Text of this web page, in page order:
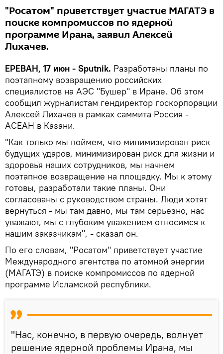
"Росатом" приветствует участие МАГАТЭ в
поиске компромиссов по ядерной
программе Ирана, заявил Алексей
Лихачев.
ЕРЕВАН, 17 июн - Sputnik. Разработаны планы по
поэтапному возвращению российских
специалистов на АЭС "Бушер" в Иране. Об этом
сообщил журналистам гендиректор госкорпорации
Алексей Лихачев в рамках саммита Россия -
АСЕАН в Казани.
"Как только мы поймем, что минимизирован риск
будущих ударов, минимизирован риск для жизни и
здоровья наших сотрудников, мы начнем
поэтапное возвращение на площадку. Мы к этому
готовы, разработали такие планы. Они
согласованы с руководством страны. Люди хотят
вернуться - мы там давно, мы там серьезно, нас
уважают, мы с глубоким уважением относимся к
нашим заказчикам", - сказал он.
По его словам, "Росатом" приветствует участие
Международного агентства по атомной энергии
(МАГАТЭ) в поиске компромиссов по ядерной
программе Исламской республики.
"Нас, конечно, в первую очередь, волнует
решение ядерной проблемы Ирана, мы